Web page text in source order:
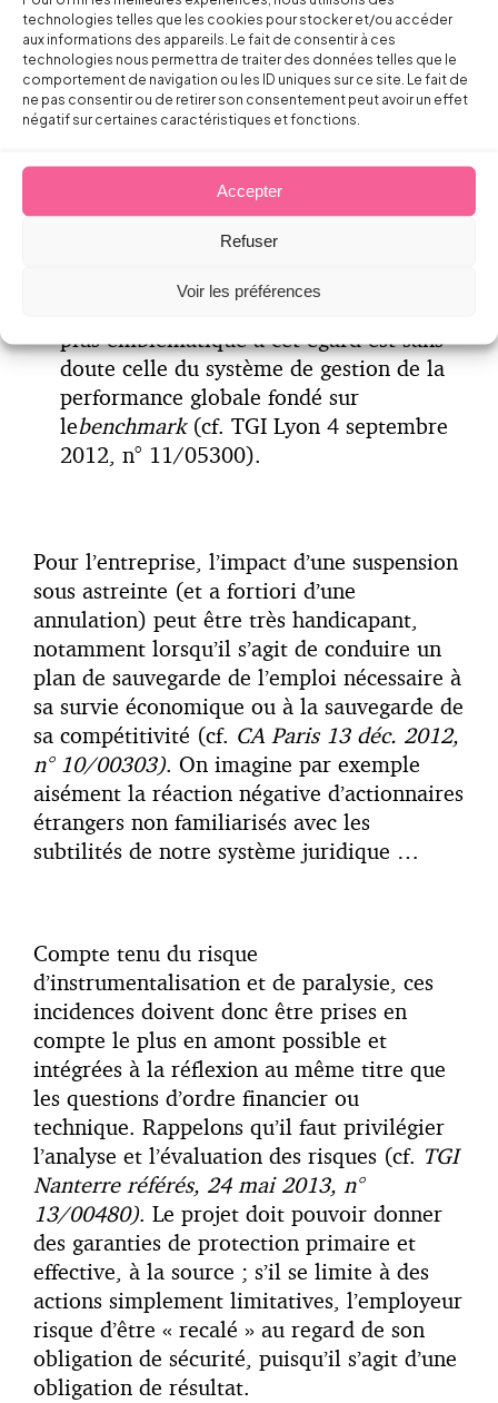
technologies telles que les cookies pour stocker et/ou accéder
aux informations des appareils. Le fait de consentir à ces
technologies nous permettra de traiter des données telles que le
comportement de navigation ou les ID uniques sur ce site. Le fait de
ne pas consentir ou de retirer son consentement peut avoir un effet
négatif sur certaines caractéristiques et fonctions.
Accepter
Refuser
Voir les préférences
estiment que l’analyse des incidences au
regard des conditions de travail, de santé
ou de sécurité est insuffisante (la
question de la charge de travail est à cet
Dans la phase de déploiement des
mesures, une fois celles-ci décidées et
arrêtées dans leur principe. L’affaire la
plus emblématique à cet égard est sans
doute celle du système de gestion de la
performance globale fondé sur
lebenchmark (cf. TGI Lyon 4 septembre
2012, n° 11/05300).
Pour l’entreprise, l’impact d’une suspension
sous astreinte (et a fortiori d’une
annulation) peut être très handicapant,
notamment lorsqu’il s’agit de conduire un
plan de sauvegarde de l’emploi nécessaire à
sa survie économique ou à la sauvegarde de
sa compétitivité (cf. CA Paris 13 déc. 2012,
n° 10/00303). On imagine par exemple
aisément la réaction négative d’actionnaires
étrangers non familiarisés avec les
subtilités de notre système juridique …
Compte tenu du risque
d’instrumentalisation et de paralysie, ces
incidences doivent donc être prises en
compte le plus en amont possible et
intégrées à la réflexion au même titre que
les questions d’ordre financier ou
technique. Rappelons qu’il faut privilégier
l’analyse et l’évaluation des risques (cf. TGI
Nanterre référés, 24 mai 2013, n°
13/00480). Le projet doit pouvoir donner
des garanties de protection primaire et
effective, à la source ; s’il se limite à des
actions simplement limitatives, l’employeur
risque d’être « recalé » au regard de son
obligation de sécurité, puisqu’il s’agit d’une
obligation de résultat.